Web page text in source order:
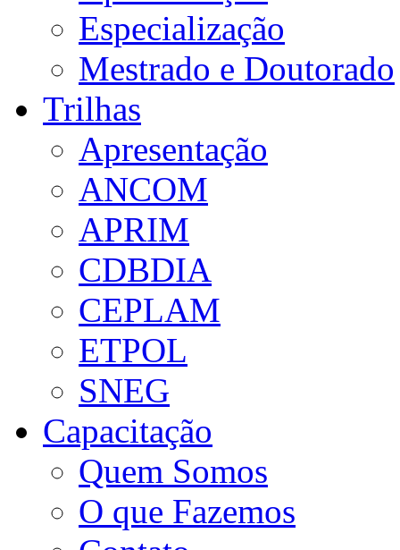
Especialização
Mestrado e Doutorado
Trilhas
Apresentação
ANCOM
APRIM
CDBDIA
CEPLAM
ETPOL
SNEG
Capacitação
Quem Somos
O que Fazemos